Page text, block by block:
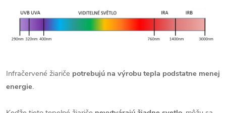
Infračervené žiariče potrebujú na výrobu tepla podstatne menej
energie.